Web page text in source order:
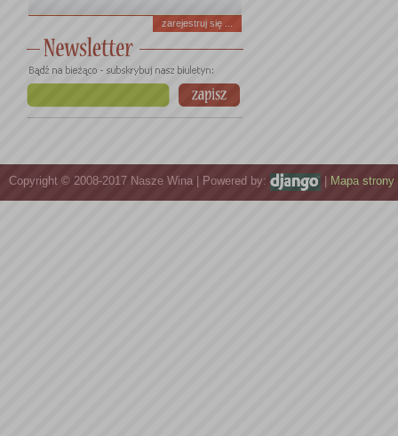
zarejestruj się ...
Copyright © 2008-2017 Nasze Wina | Powered by: Mapa strony